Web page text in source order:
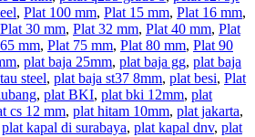
, Plat 100 mm, Plat 15 mm, Plat 16 mm,
Plat 30 mm, Plat 32 mm, Plat 40 mm, Plat
mm, Plat 75 mm, Plat 80 mm, Plat 90
, plat baja 25mm, plat baja gg, plat baja
steel, plat baja st37 8mm, plat besi, Plat
, plat BKI, plat bki 12mm, plat
cs 12 mm, plat hitam 10mm, plat jakarta,
plat kapal di surabaya, plat kapal dnv, plat